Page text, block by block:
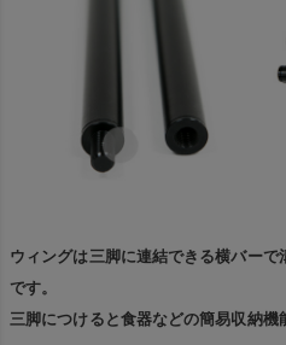
ウィングは三脚に連結できる横バー
です。
三脚につけると食器などの簡易収納機